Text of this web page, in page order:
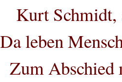
Kurt Schmidt,
Da leben
Zum Abschied